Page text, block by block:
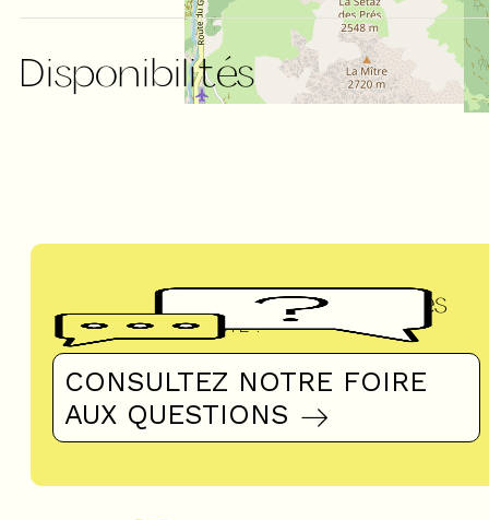
Disponibilités
Questions fréquentes
UN DOUTE ?
CONSULTEZ NOTRE FOIRE
AUX QUESTIONS